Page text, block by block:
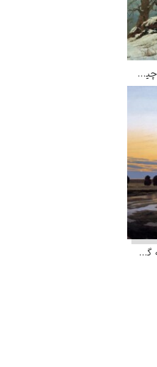
سنگ چین در برف – کاسپار داوید فریدریش
گروسه گی هیگه – کاسپار داوید فریدریش